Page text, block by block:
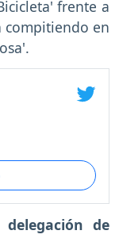
frente a
compitiendo en
de